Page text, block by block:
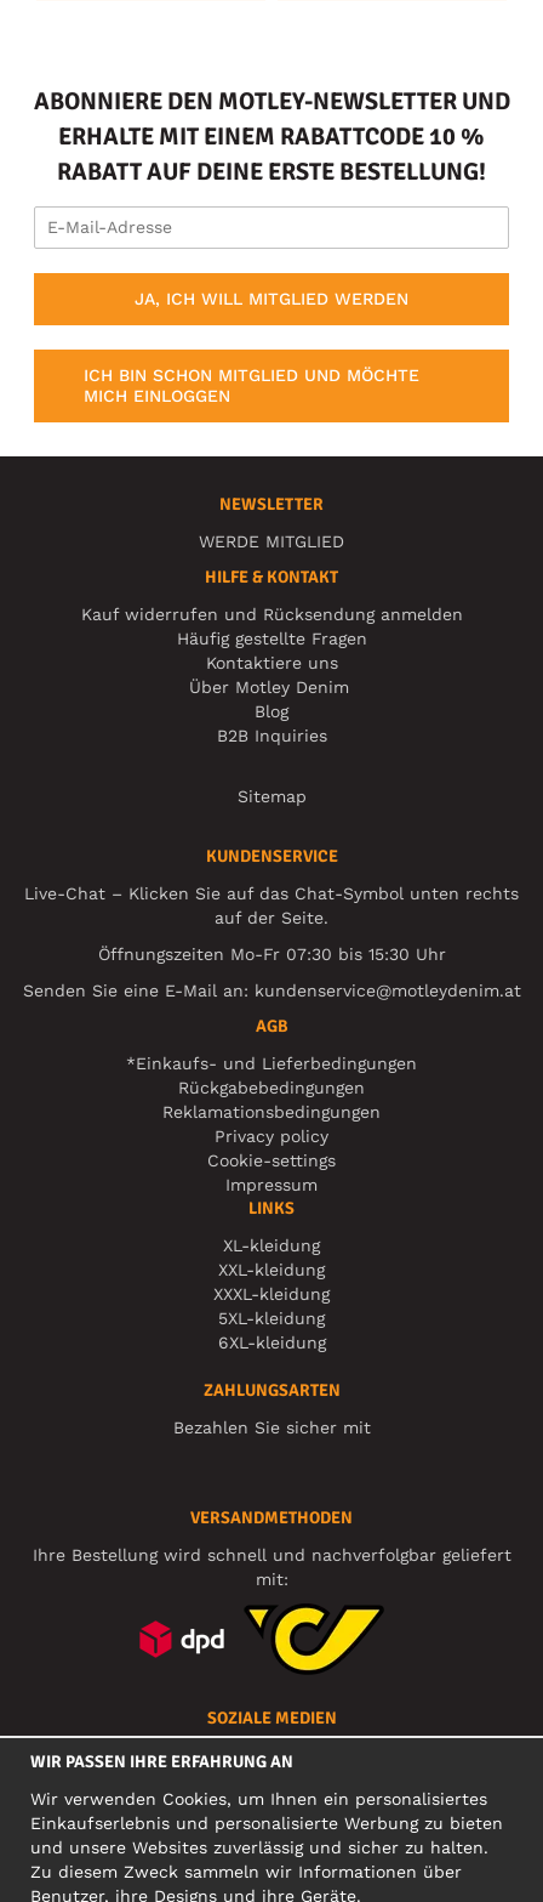
ABONNIERE DEN MOTLEY-NEWSLETTER UND
ERHALTE MIT EINEM RABATTCODE 10 %
RABATT AUF DEINE ERSTE BESTELLUNG!
JA, ICH WILL MITGLIED WERDEN
ICH BIN SCHON MITGLIED UND MÖCHTE
MICH EINLOGGEN
NEWSLETTER
WERDE MITGLIED
HILFE & KONTAKT
Kauf widerrufen und Rücksendung anmelden
Häufig gestellte Fragen
Kontaktiere uns
Über Motley Denim
Blog
B2B Inquiries
Sitemap
KUNDENSERVICE
Live-Chat – Klicken Sie auf das Chat-Symbol unten rechts
auf der Seite.
Öffnungszeiten Mo-Fr 07:30 bis 15:30 Uhr
Senden Sie eine E-Mail an: kundenservice@motleydenim.at
AGB
*Einkaufs- und Lieferbedingungen
Rückgabebedingungen
Reklamationsbedingungen
Privacy policy
Cookie-settings
Impressum
LINKS
XL-kleidung
XXL-kleidung
XXXL-kleidung
5XL-kleidung
6XL-kleidung
ZAHLUNGSARTEN
Bezahlen Sie sicher mit
VERSANDMETHODEN
Ihre Bestellung wird schnell und nachverfolgbar geliefert
mit:
SOZIALE MEDIEN
FIRMA
Motley Denim Europe OÜ
Narva mnt 5, EE-10117 Tallinn
WIR PASSEN IHRE ERFAHRUNG AN
Wir verwenden Cookies, um Ihnen ein personalisiertes
Einkaufserlebnis und personalisierte Werbung zu bieten
und unsere Websites zuverlässig und sicher zu halten.
Zu diesem Zweck sammeln wir Informationen über
Benutzer, ihre Designs und ihre Geräte.